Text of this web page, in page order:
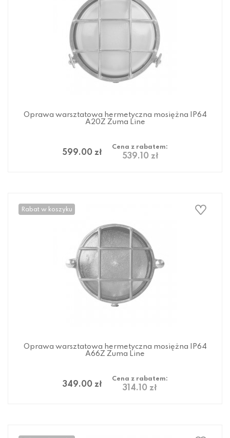
Oprawa warsztatowa hermetyczna mosiężna IP64
A20Z Zuma Line
599.00 zł
Cena z rabatem:
539.10 zł
Rabat w koszyku
Oprawa warsztatowa hermetyczna mosiężna IP64
A66Z Zuma Line
349.00 zł
Cena z rabatem:
314.10 zł